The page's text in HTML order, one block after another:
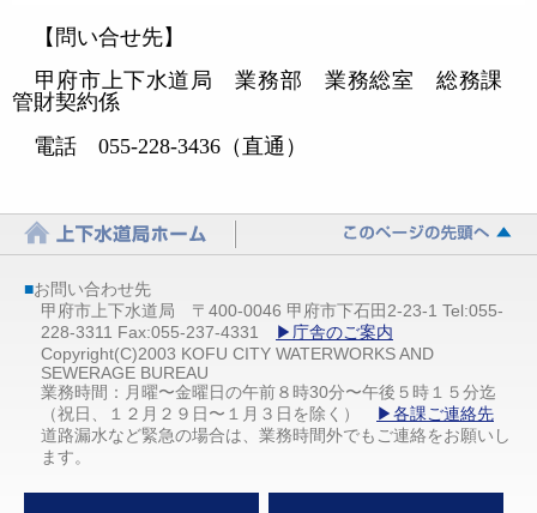
【問い合せ先】
甲府市上下水道局 業務部 業務総室 総務課
管財契約係
電話 055-228-3436 （直通）
■お問い合わせ先
甲府市上下水道局 〒400-0046 甲府市下石田2-23-1 Tel:055-
228-3311 Fax:055-237-4331
▶庁舎のご案内
Copyright(C)2003 KOFU CITY WATERWORKS AND
SEWERAGE BUREAU
業務時間：月曜〜金曜日の午前８時30分〜午後５時１５分迄
（祝日、１２月２９日〜１月３日を除く）
▶各課ご連絡先
道路漏水など緊急の場合は、業務時間外でもご連絡をお願いし
ます。